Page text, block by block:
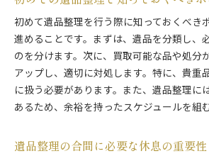
初めて遺品整理を行う際に知っておくべき
進めることです。まずは、遺品を分類し、
のを分けます。次に、買取可能な品や処分
アップし、適切に対処します。特に、貴重
に扱う必要があります。また、遺品整理に
あるため、余裕を持ったスケジュールを組
遺品整理の合間に必要な休息の重要性